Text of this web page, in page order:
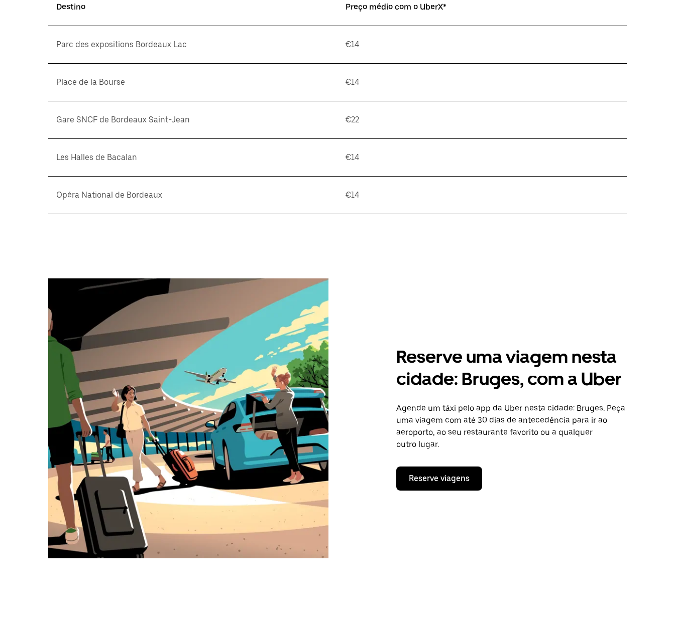
Destino Preço médio com o UberX*
Parc des expositions Bordeaux Lac €14
Place de la Bourse €14
Gare SNCF de Bordeaux Saint-Jean €22
Les Halles de Bacalan €14
Opéra National de Bordeaux €14
Reserve uma viagem nesta
cidade: Bruges, com a Uber
Agende um táxi pelo app da Uber nesta cidade: Bruges. Peça
uma viagem com até 30 dias de antecedência para ir ao
aeroporto, ao seu restaurante favorito ou a qualquer
outro lugar.
Reserve viagens